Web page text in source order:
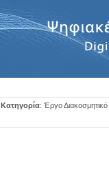
Κατηγορία: Έργο Διακοσμητικό